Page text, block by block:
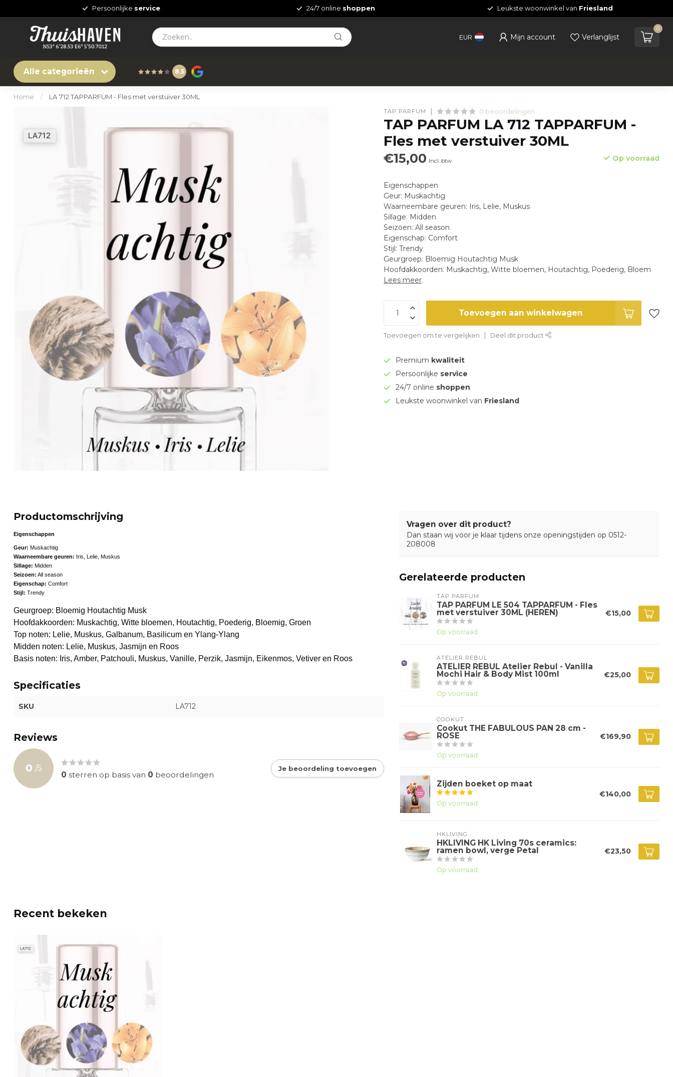
Persoonlijke service 24/7 online shoppen Leukste woonwinkel van Friesland
EUR Mijn account Verlanglijst
0
Alle categorieën 8.5
Home / LA 712 TAPPARFUM - Fles met verstuiver 30ML
TAP PARFUM 0 beoordelingen
TAP PARFUM LA 712 TAPPARFUM -
Fles met verstuiver 30ML
€15,00 Incl. btw Op voorraad
Eigenschappen
Geur: Muskachtig
Waarneembare geuren: Iris, Lelie, Muskus
Sillage: Midden
Seizoen: All season
Eigenschap: Comfort
Stijl: Trendy
Geurgroep: Bloemig Houtachtig Musk
Hoofdakkoorden: Muskachtig, Witte bloemen, Houtachtig, Poederig, Bloem
Lees meer.
Toevoegen aan winkelwagen
Toevoegen om te vergelijken Deel dit product
Premium kwaliteit
Persoonlijke service
24/7 online shoppen
Leukste woonwinkel van Friesland
Productomschrijving
Eigenschappen
Geur: Muskachtig
Waarneembare geuren: Iris, Lelie, Muskus
Sillage: Midden
Seizoen: All season
Eigenschap: Comfort
Stijl: Trendy
Geurgroep: Bloemig Houtachtig Musk
Hoofdakkoorden: Muskachtig, Witte bloemen, Houtachtig, Poederig, Bloemig, Groen
Top noten: Lelie, Muskus, Galbanum, Basilicum en Ylang-Ylang
Midden noten: Lelie, Muskus, Jasmijn en Roos
Basis noten: Iris, Amber, Patchouli, Muskus, Vanille, Perzik, Jasmijn, Eikenmos, Vetiver en Roos
Specificaties
SKU LA712
Reviews
0 /5
0 sterren op basis van 0 beoordelingen
Je beoordeling toevoegen
Vragen over dit product?
Dan staan wij voor je klaar tijdens onze openingstijden op 0512-
208008
Gerelateerde producten
TAP PARFUM
TAP PARFUM LE 504 TAPPARFUM - Fles
met verstuiver 30ML (HEREN)
Op voorraad
€15,00
ATELIER REBUL
ATELIER REBUL Atelier Rebul - Vanilla
Mochi Hair & Body Mist 100ml
Op voorraad
€25,00
COOKUT
Cookut THE FABULOUS PAN 28 cm -
ROSE
Op voorraad
€169,90
Zijden boeket op maat
Op voorraad
€140,00
HKLIVING
HKLIVING HK Living 70s ceramics:
ramen bowl, verge Petal
Op voorraad
€23,50
Recent bekeken